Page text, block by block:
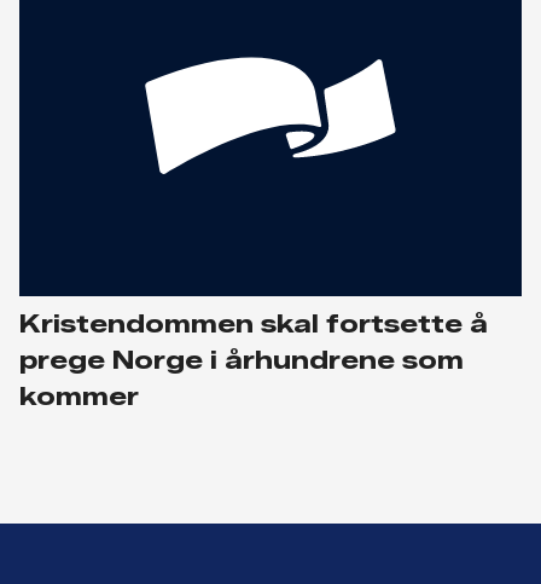
Kristendommen­ skal fortsette å
prege Norge i ­århundrene som
kommer